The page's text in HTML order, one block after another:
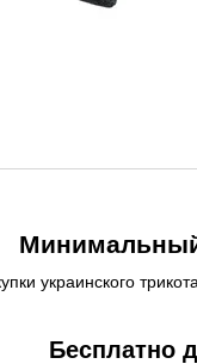
Минимальный
украинского
Бесплатно